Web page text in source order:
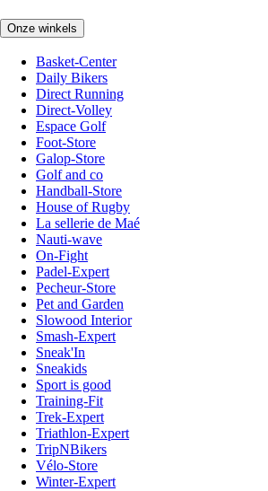
Onze winkels
Basket-Center
Daily Bikers
Direct Running
Direct-Volley
Espace Golf
Foot-Store
Galop-Store
Golf and co
Handball-Store
House of Rugby
La sellerie de Maé
Nauti-wave
On-Fight
Padel-Expert
Pecheur-Store
Pet and Garden
Slowood Interior
Smash-Expert
Sneak'In
Sneakids
Sport is good
Training-Fit
Trek-Expert
Triathlon-Expert
TripNBikers
Vélo-Store
Winter-Expert